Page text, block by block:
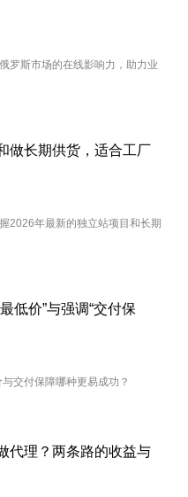
罗斯市场的在线影响力，助力业
做长期供货，适合工厂
2026年最新的独立站项目和长期
低价”与强调“交付保
交付保障哪种更易成功？
代理？两条路的收益与